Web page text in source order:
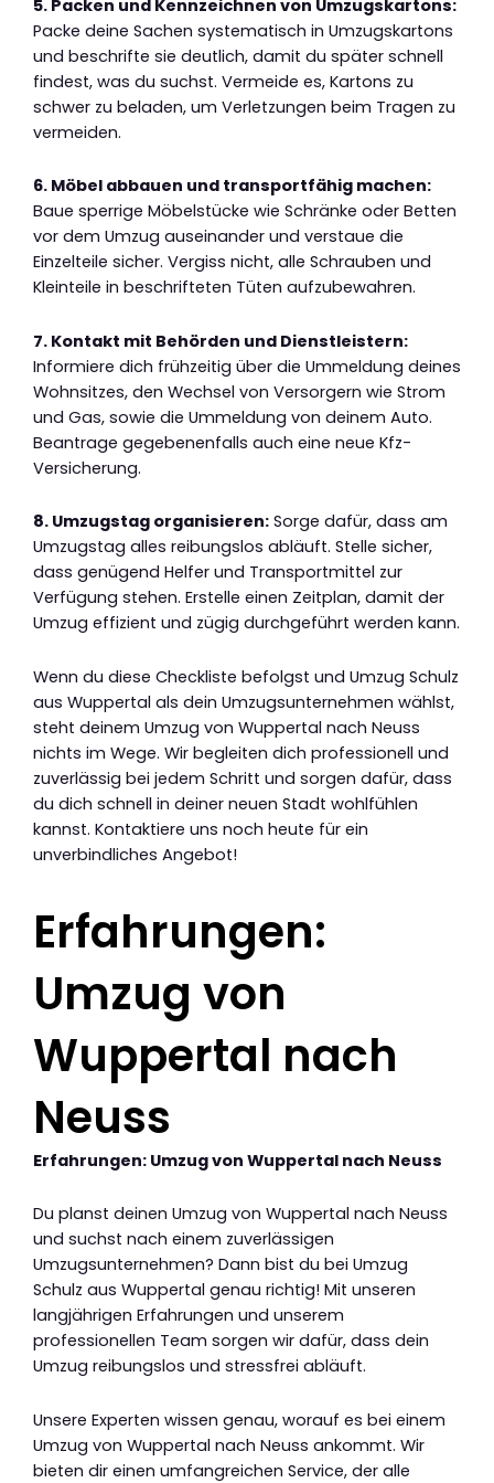
5. Packen und Kennzeichnen von Umzugskartons:
Packe deine Sachen systematisch in Umzugskartons
und beschrifte sie deutlich, damit du später schnell
findest, was du suchst. Vermeide es, Kartons zu
schwer zu beladen, um Verletzungen beim Tragen zu
vermeiden.
6. Möbel abbauen und transportfähig machen:
Baue sperrige Möbelstücke wie Schränke oder Betten
vor dem Umzug auseinander und verstaue die
Einzelteile sicher. Vergiss nicht, alle Schrauben und
Kleinteile in beschrifteten Tüten aufzubewahren.
7. Kontakt mit Behörden und Dienstleistern:
Informiere dich frühzeitig über die Ummeldung deines
Wohnsitzes, den Wechsel von Versorgern wie Strom
und Gas, sowie die Ummeldung von deinem Auto.
Beantrage gegebenenfalls auch eine neue Kfz-
Versicherung.
8. Umzugstag organisieren: Sorge dafür, dass am
Umzugstag alles reibungslos abläuft. Stelle sicher,
dass genügend Helfer und Transportmittel zur
Verfügung stehen. Erstelle einen Zeitplan, damit der
Umzug effizient und zügig durchgeführt werden kann.
Wenn du diese Checkliste befolgst und Umzug Schulz
aus Wuppertal als dein Umzugsunternehmen wählst,
steht deinem Umzug von Wuppertal nach Neuss
nichts im Wege. Wir begleiten dich professionell und
zuverlässig bei jedem Schritt und sorgen dafür, dass
du dich schnell in deiner neuen Stadt wohlfühlen
kannst. Kontaktiere uns noch heute für ein
unverbindliches Angebot!
Erfahrungen:
Umzug von
Wuppertal nach
Neuss
Erfahrungen: Umzug von Wuppertal nach Neuss
Du planst deinen Umzug von Wuppertal nach Neuss
und suchst nach einem zuverlässigen
Umzugsunternehmen? Dann bist du bei Umzug
Schulz aus Wuppertal genau richtig! Mit unseren
langjährigen Erfahrungen und unserem
professionellen Team sorgen wir dafür, dass dein
Umzug reibungslos und stressfrei abläuft.
Unsere Experten wissen genau, worauf es bei einem
Umzug von Wuppertal nach Neuss ankommt. Wir
bieten dir einen umfangreichen Service, der alle